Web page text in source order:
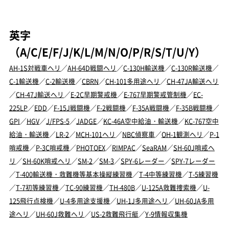
英字
（A/C/E/F/J/K/L/M/N/O/P/R/S/T/U/Y）
AH-1S対戦車ヘリ ／AH-64D戦闘ヘリ ／C-130H輸送機／C-130R輸送機／
C-1輸送機／C-2輸送機／CBRN／CH-101多用途ヘリ ／CH-47JA輸送ヘリ
／CH-47J輸送ヘリ ／E-2C早期警戒機／E-767早期警戒管制機／EC-
225LP／EDD／F-15J戦闘機／F-2戦闘機／F-35A戦闘機／F-35B戦闘機／
GPI／HGV／J/FPS-5／JADGE／KC-46A空中給油・輸送機／KC-767空中
給油・輸送機／LR-2／MCH-101ヘリ ／NBC偵察車／OH-1観測ヘリ ／P-1
哨戒機／P-3C哨戒機／PHOTOEX／RIMPAC／SeaRAM／SH-60J哨戒ヘ
リ ／SH-60K哨戒ヘリ ／SM-2／SM-3／SPY-6レーダー／SPY-7レーダー
／T-400輸送機・救難機等基本操縦練習機／T-4中等練習機／T-5練習機
／T-7初等練習機／TC-90練習機／TH-480B／U-125A救難捜索機／U-
125飛行点検機／U-4多用途支援機／UH-1J多用途ヘリ ／UH-60JA多用
途ヘリ ／UH-60J救難ヘリ ／US-2救難飛行艇／Y-9情報収集機